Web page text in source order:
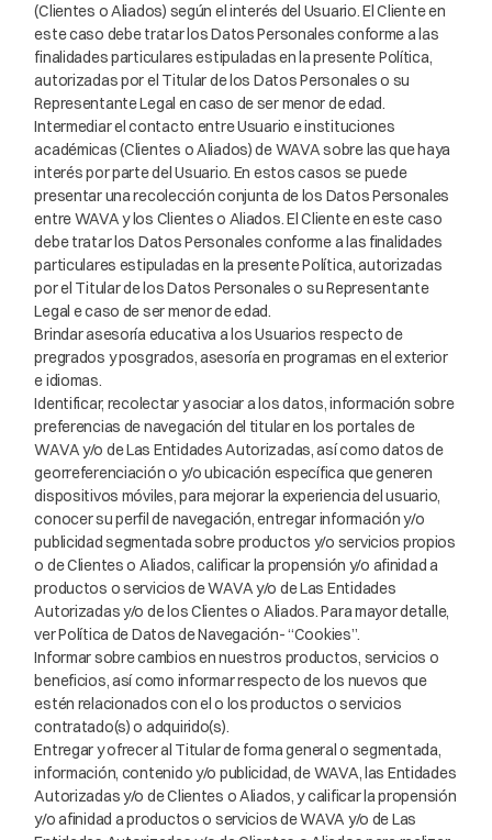
(Clientes o Aliados) según el interés del Usuario. El Cliente en
este caso debe tratar los Datos Personales conforme a las
finalidades particulares estipuladas en la presente Política,
autorizadas por el Titular de los Datos Personales o su
Representante Legal en caso de ser menor de edad.
Intermediar el contacto entre Usuario e instituciones
académicas (Clientes o Aliados) de WAVA sobre las que haya
interés por parte del Usuario. En estos casos se puede
presentar una recolección conjunta de los Datos Personales
entre WAVA y los Clientes o Aliados. El Cliente en este caso
debe tratar los Datos Personales conforme a las finalidades
particulares estipuladas en la presente Política, autorizadas
por el Titular de los Datos Personales o su Representante
Legal e caso de ser menor de edad.
Brindar asesoría educativa a los Usuarios respecto de
pregrados y posgrados, asesoría en programas en el exterior
e idiomas.
Identificar, recolectar y asociar a los datos, información sobre
preferencias de navegación del titular en los portales de
WAVA y/o de Las Entidades Autorizadas, así como datos de
georreferenciación o y/o ubicación específica que generen
dispositivos móviles, para mejorar la experiencia del usuario,
conocer su perfil de navegación, entregar información y/o
publicidad segmentada sobre productos y/o servicios propios
o de Clientes o Aliados, calificar la propensión y/o afinidad a
productos o servicios de WAVA y/o de Las Entidades
Autorizadas y/o de los Clientes o Aliados. Para mayor detalle,
ver Política de Datos de Navegación- “Cookies”.
Informar sobre cambios en nuestros productos, servicios o
beneficios, así como informar respecto de los nuevos que
estén relacionados con el o los productos o servicios
contratado(s) o adquirido(s).
Entregar y ofrecer al Titular de forma general o segmentada,
información, contenido y/o publicidad, de WAVA, las Entidades
Autorizadas y/o de Clientes o Aliados, y calificar la propensión
y/o afinidad a productos o servicios de WAVA y/o de Las